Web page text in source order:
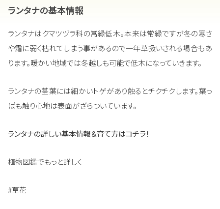
ランタナの基本情報
ランタナはクマツヅラ科の常緑低木。本来は常緑ですが冬の寒さ
や霜に弱く枯れてしまう事があるので一年草扱いされる場合もあ
ります。暖かい地域では冬越しも可能で低木になっていきます。
ランタナの茎葉には細かいトゲがあり触るとチクチクします。葉っ
ぱも触り心地は表面がざらついています。
ランタナの詳しい基本情報＆育て方はコチラ！
植物図鑑でもっと詳しく
#草花